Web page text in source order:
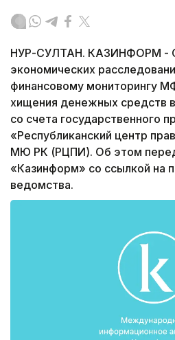
НУР-СУЛТАН. КАЗИНФОРМ -
экономических
финансовому мониторингу
хищения денежных средств
со счета государственного
«Республиканский центр
МЮ РК (РЦПИ). Об этом
«Казинформ» со ссылкой на
ведомства.